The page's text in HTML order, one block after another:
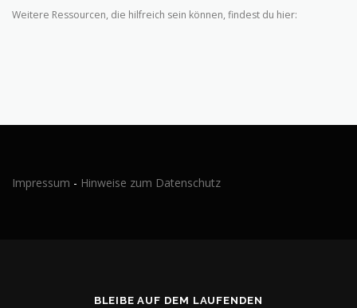
Weitere Ressourcen, die hilfreich sein können, findest du hier:
Impressum - Hinweise zum Datenschutz
BLEIBE AUF DEM LAUFENDEN